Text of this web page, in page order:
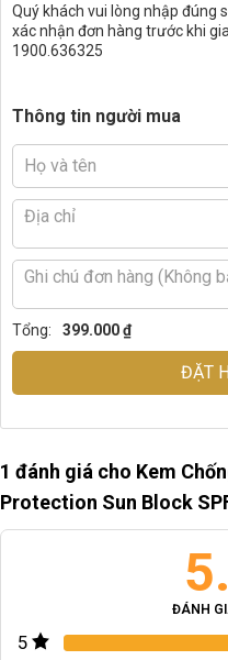
Quý khách vui lòng nhập đúng
xác nhận đơn hàng trước khi
1900.636325
Thông tin người mua
Tổng: 399.000 ₫
ĐẶT
1 đánh giá cho Kem
Protection Sun Block
ĐÁNH
5